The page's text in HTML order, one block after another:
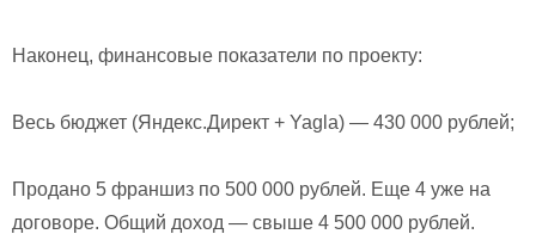
Наконец, финансовые показатели по проекту:
Весь бюджет (Яндекс.Директ + Yagla) — 430 000 рублей;
Продано 5 франшиз по 500 000 рублей. Еще 4 уже на
договоре. Общий доход — свыше 4 500 000 рублей.